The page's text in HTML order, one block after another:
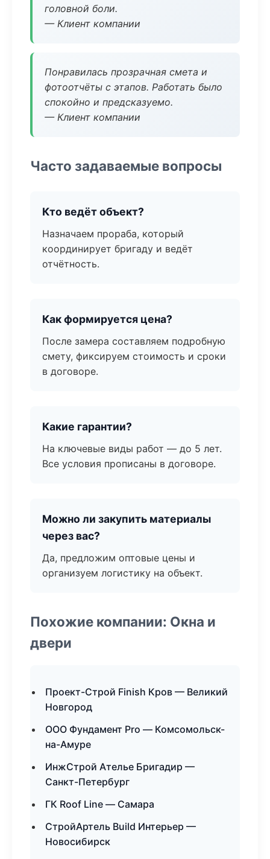
головной боли.
— Клиент компании
Понравилась прозрачная смета и
фотоотчёты с этапов. Работать было
спокойно и предсказуемо.
— Клиент компании
Часто задаваемые вопросы
Кто ведёт объект?
Назначаем прораба, который
координирует бригаду и ведёт
отчётность.
Как формируется цена?
После замера составляем подробную
смету, фиксируем стоимость и сроки
в договоре.
Какие гарантии?
На ключевые виды работ — до 5 лет.
Все условия прописаны в договоре.
Можно ли закупить материалы
через вас?
Да, предложим оптовые цены и
организуем логистику на объект.
Похожие компании: Окна и
двери
Проект-Строй Finish Кров — Великий
Новгород
ООО Фундамент Pro — Комсомольск-
на-Амуре
ИнжСтрой Ателье Бригадир —
Санкт-Петербург
ГК Roof Line — Самара
СтройАртель Build Интерьер —
Новосибирск